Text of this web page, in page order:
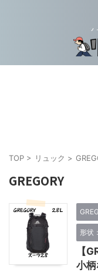
TOP > リュック >
GREGORY
形状
【
小